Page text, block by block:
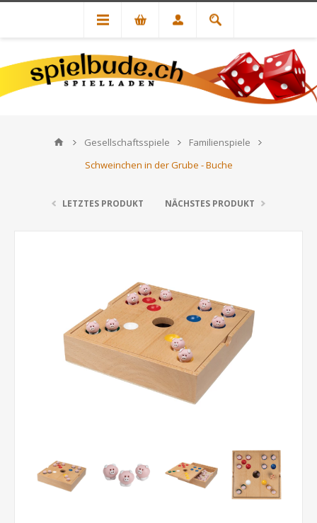
Gesellschaftsspiele
Familienspiele
Schweinchen in der Grube - Buche
LETZTES PRODUKT NÄCHSTES PRODUKT